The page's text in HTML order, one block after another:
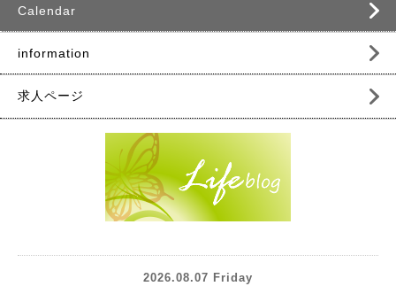
Calendar
information
求人ページ
2026.08.07 Friday